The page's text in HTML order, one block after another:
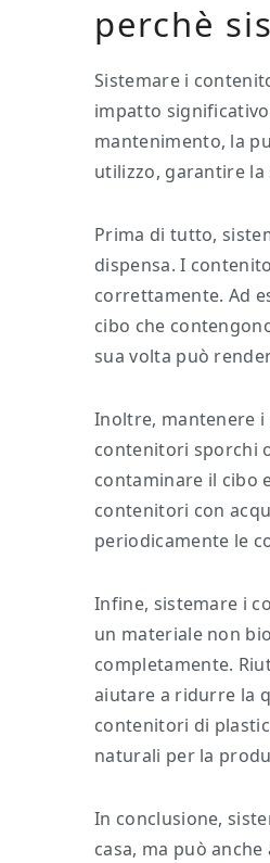
perchè
Sistemare i
impatto
mantenimento, la
utilizzo, garantire la
Prima di tutto,
dispensa. I
correttamente. Ad
cibo che
sua volta può
Inoltre, mantenere i
contenitori sporchi
contaminare il cibo
contenitori con
periodicamente le
Infine, sistemare i
un materiale non
completamente.
aiutare a ridurre la
contenitori di
naturali per la
In conclusione,
casa, ma può